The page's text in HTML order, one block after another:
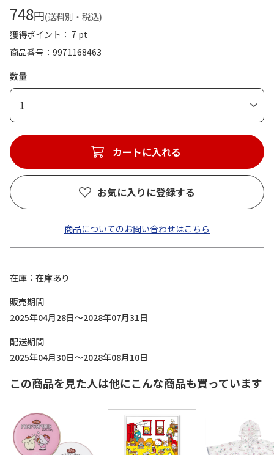
748円(送料別・税込)
獲得ポイント： 7 pt
商品番号
9971168463
数量
1
カートに入れる
お気に入りに登録する
商品についてのお問い合わせはこちら
在庫
在庫あり
販売期間
2025年04月28日～2028年07月31日
配送期間
2025年04月30日～2028年08月10日
この商品を見た人は他にこんな商品も買っています